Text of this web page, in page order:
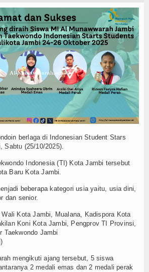
IV
berlaga di Indonesian Student Stars
Sabtu (25/10/2025).
Indonesia (TI) Kota Jambi tersebut
Baru Kota Jambi.
beberapa kategori usia yaitu, usia dini,
dan senior.
Kota Jambi, Mualana, Kadispora Kota
Koni Kota Jambi, Pengprov TI Provinsi,
Taekwondo Jambi
mengikuti ajang tersebut, 5 siswa
2 medali emas dan 2 medali perak